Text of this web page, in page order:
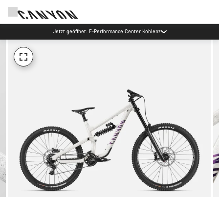
Jetzt geöffnet: E-Performance Center Koblenz